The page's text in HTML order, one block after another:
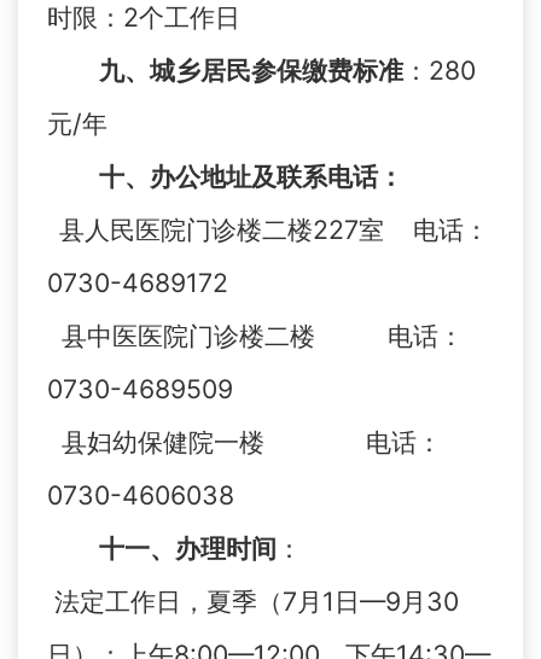
时限：2个工作日
九、城乡居民参保缴费标准：280
元/年
十、 办公地址及联系电话：
县人民医院门诊楼二楼227室 电话：
0730-4689172
县中医医院门诊楼二楼 电话：
0730-4689509
县妇幼保健院一楼 电话：
0730-4606038
十一、 办理时间 ：
法定工作日，夏季（7月1日—9月30